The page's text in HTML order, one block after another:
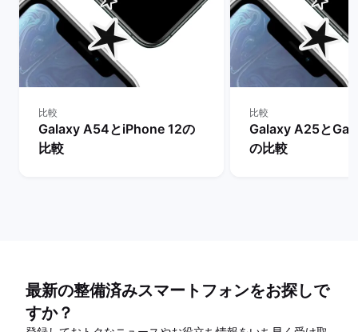
比較
Galaxy A54とiPhone 12の
比較
比較
Galaxy A25と
の比較
最新の整備済みスマートフォンをお探しで
すか？